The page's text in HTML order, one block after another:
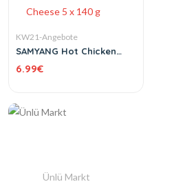
KW21-Angebote
SAMYANG Hot Chicken
6.99€
Ünlü Markt